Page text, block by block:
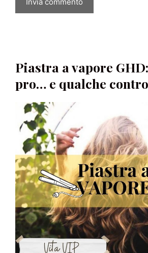
Piastra a vapore
pro… e qualche